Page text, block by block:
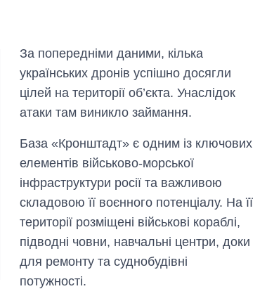
За попередніми даними, кілька
українських дронів успішно досягли
цілей на території об’єкта. Унаслідок
атаки там виникло займання.
База «Кронштадт» є одним із ключових
елементів військово-морської
інфраструктури росії та важливою
складовою її воєнного потенціалу. На її
території розміщені військові кораблі,
підводні човни, навчальні центри, доки
для ремонту та суднобудівні
потужності.
Скільки картоплі
Україні до і під час
великої війни